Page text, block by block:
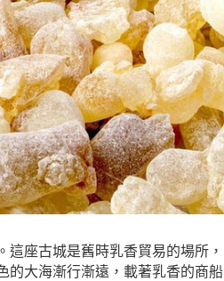
座古城是舊時乳香貿易的場所，
的大海漸行漸遠，載著乳香的商船